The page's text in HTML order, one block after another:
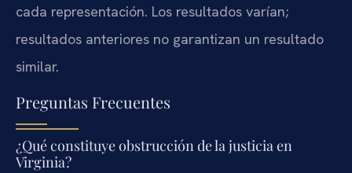
cada representación. Los resultados varían;
resultados anteriores no garantizan un resultado
similar.
Preguntas Frecuentes
¿Qué constituye obstrucción de la justicia en
Virginia?